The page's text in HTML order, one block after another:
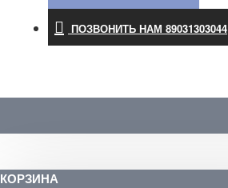
ПОЗВОНИТЬ НАМ 89031303044
КОРЗИНА